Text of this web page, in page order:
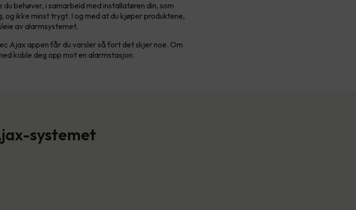
behøver, i samarbeid med installatøren din, som
ikke minst trygt. I og med at du kjøper produktene,
av alarmsystemet.
Ajax appen får du varsler så fort det skjer noe. Om
koble deg opp mot en alarmstasjon.
systemet